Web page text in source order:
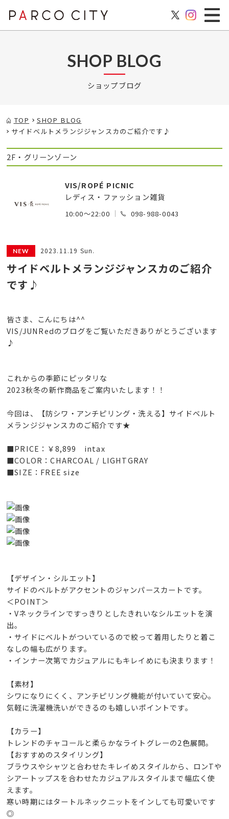
SHOP BLOG
ショップブログ
TOP
SHOP BLOG
サイドベルトメランジジャンスカのご紹介です♪
2F・グリーンゾーン
VIS/ROPÉ PICNIC
レディス・ファッション雑貨
10:00～22:00 098-988-0043
2023.11.19 Sun.
サイドベルトメランジジャンスカのご紹介
です♪
皆さま、こんにちは^^
VIS/JUNRedのブログをご覧いただきありがとうございます
♪
これからの季節にピッタリな
2023秋冬の新作商品をご案内いたします！！
今回は、【防シワ・アンチピリング・洗える】サイドベルト
メランジジャンスカのご紹介です★
■PRICE：￥8,899 intax
■COLOR：CHARCOAL / LIGHTGRAY
■SIZE：FREE size
【デザイン・シルエット】
サイドのベルトがアクセントのジャンパースカートです。
＜POINT＞
・Vネックラインですっきりとしたきれいなシルエットを演
出。
・サイドにベルトがついているので絞って着用したりと着こ
なしの幅も広がります。
・インナー次第でカジュアルにもキレイめにも決まります！
【素材】
シワになりにくく、アンチピリング機能が付いていて安心。
気軽に洗濯機洗いができるのも嬉しいポイントです。
【カラー】
トレンドのチャコールと柔らかなライトグレーの2色展開。
【おすすめのスタイリング】
ブラウスやシャツと合わせたキレイめスタイルから、ロンTや
シアートップスを合わせたカジュアルスタイルまで幅広く使
えます。
寒い時期にはタートルネックニットをインしても可愛いです
◎